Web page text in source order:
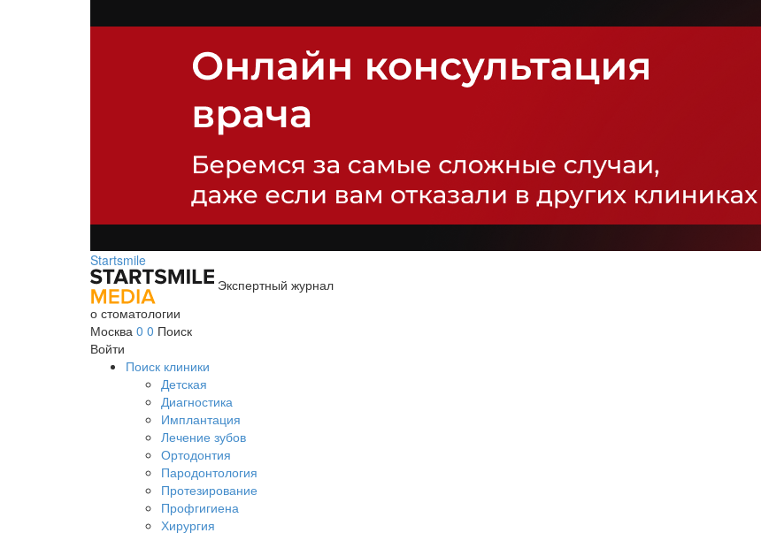
Startsmile
Экспертный журнал
о стоматологии
Москва 0 0 Поиск
Войти
Поиск клиники
Детская
Диагностика
Имплантация
Лечение зубов
Ортодонтия
Пародонтология
Протезирование
Профгигиена
Хирургия